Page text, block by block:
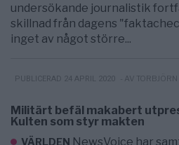
undersökande journalistik
skillnad från dagens
inget av något större...
PUBLICERAD 24 APRIL 2020 - AV
Militärt befäl makabert
Kulten som styr makten
VÄRLDEN NewsVoice har